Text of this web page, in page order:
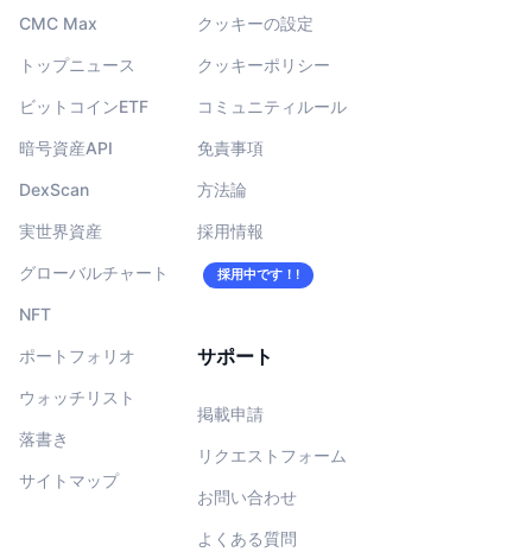
CMC Max
トップニュース
ビットコインETF
暗号資産API
DexScan
実世界資産
グローバルチャート
NFT
ポートフォリオ
ウォッチリスト
落書き
サイトマップ
クッキーの設定
クッキーポリシー
コミュニティルール
免責事項
方法論
採用情報
採用中です！!
サポート
掲載申請
リクエストフォーム
お問い合わせ
よくある質問